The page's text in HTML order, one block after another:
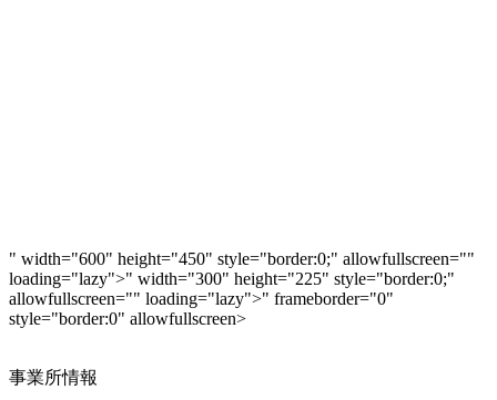
" width="600" height="450" style="border:0;" allowfullscreen=""
loading="lazy">" width="300" height="225" style="border:0;"
allowfullscreen="" loading="lazy">" frameborder="0"
style="border:0" allowfullscreen>
事業所情報